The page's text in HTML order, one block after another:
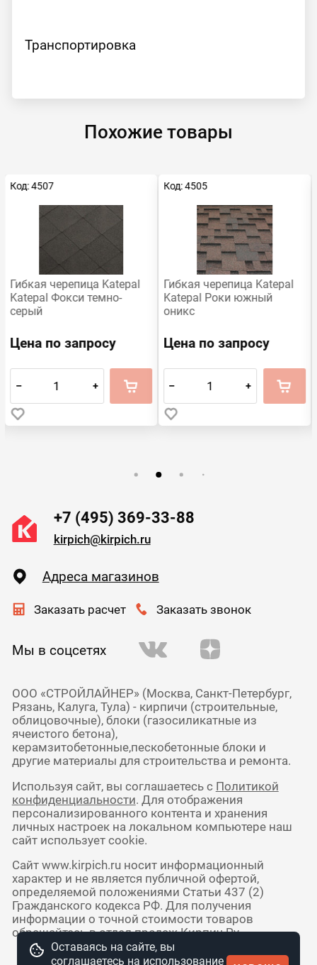
Транспортировка
Похожие товары
Код: 4507
Гибкая черепица Katepal
Katepal Фокси темно-
серый
Цена по запросу
– +
Код: 4505
Гибкая черепица Katepal
Katepal Роки южный
оникс
Цена по запросу
– +
+7 (495) 369-33-88
kirpich@kirpich.ru
Адреса магазинов
Заказать расчет Заказать звонок
Мы в соцсетях
ООО «СТРОЙЛАЙНЕР» (Москва, Санкт-Петербург,
Рязань, Калуга, Тула) - кирпичи (строительные,
облицовочные), блоки (газосиликатные из
ячеистого бетона),
керамзитобетонные,пескобетонные блоки и
другие материалы для строительства и ремонта.
Используя сайт, вы соглашаетесь с Политикой
конфиденциальности. Для отображения
персонализированного контента и хранения
личных настроек на локальном компьютере наш
сайт использует cookie.
Сайт www.kirpich.ru носит информационный
характер и не является публичной офертой,
определяемой положениями Статьи 437 (2)
Гражданского кодекса РФ. Для получения
информации о точной стоимости товаров
обращайтесь в отдел продаж Кирпич Ру.
Оставаясь на сайте, вы
соглашаетесь на использование